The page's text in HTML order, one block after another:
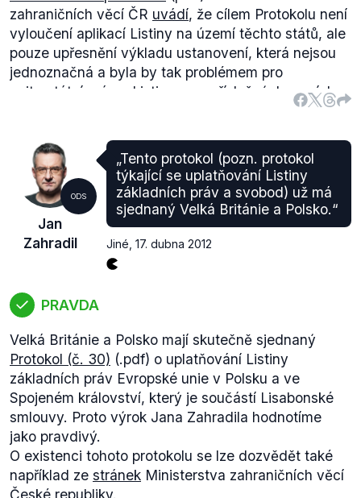
předpisy, zvyklosti nebo postupy Polska či
Spojeného království nejsou v souladu se
základními právy, svobodami nebo zásadami, které
Listina potvrzuje.“ Ustanovení lze interpretovat tak,
že Evropský soudní dvůr (ESD) a vnitrostátní soudy
zmíněných států mají možnost shledat, že právní a
nejsou v souladu se základními právy. Listina pak
tuto možnost dále nerozšiřuje. Na základě tohoto
ustanovení neexistuje žádná možnost, aby Soudní
dvůr vykonával přezkum souladu právních předpisů,
tedy i souladu s právem Unie, jestliže mu takováto
pravomoc není svěřena.
zahraničních věcí ČR uvádí, že cílem Protokolu není
vyloučení aplikací Listiny na území těchto států, ale
pouze upřesnění výkladu ustanovení, která nejsou
jednoznačná a byla by tak problémem pro
vnitrostátní právo. Listina se v příslušných zemích
ODS
Jan
Zahradil
„Tento protokol (pozn. protokol
týkající se uplatňování Listiny
základních práv a svobod) už má
sjednaný Velká Británie a Polsko.“
Jiné 17. dubna 2012
PRAVDA
Velká Británie a Polsko mají skutečně sjednaný
Protokol (č. 30) (.pdf) o uplatňování Listiny
základních práv Evropské unie v Polsku a ve
Spojeném království, který je součástí Lisabonské
smlouvy. Proto výrok Jana Zahradila hodnotíme
jako pravdivý.
O existenci tohoto protokolu se lze dozvědět také
například ze stránek Ministerstva zahraničních věcí
České republiky.